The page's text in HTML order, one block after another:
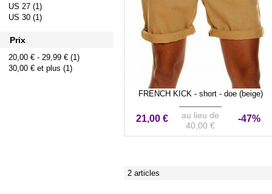
US 27 (1)
US 30 (1)
Prix
20,00 € -29,99 € (1)
30,00 € et plus (1)
FRENCH KICK - short - doe (beige)
21,00 €
au lieu de
40,00 €
-47%
2 articles